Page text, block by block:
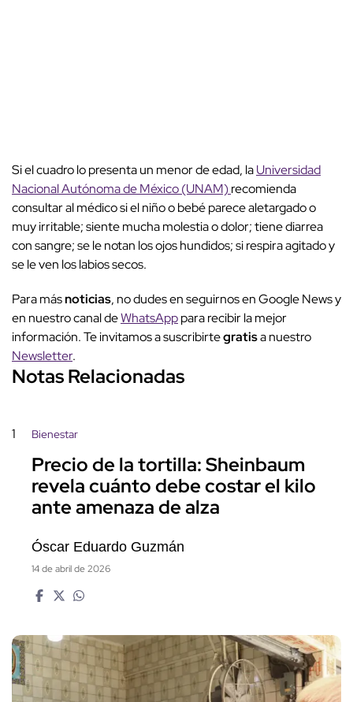
Si el cuadro lo presenta un menor de edad, laUniversidad
Nacional Autónoma de México (UNAM)recomienda
consultar al médico si el niño o bebé parece aletargado o
muy irritable; siente mucha molestia o dolor; tiene diarrea
con sangre; se le notan los ojos hundidos; si respira agitado y
se le ven los labios secos.
Para másnoticias, no dudes en seguirnos en Google News y
en nuestro canal deWhatsApppara recibir la mejor
información. Te invitamos a suscribirtegratisa nuestro
Newsletter.
Notas Relacionadas
1 Bienestar
Precio de la tortilla: Sheinbaum
revela cuánto debe costar el kilo
ante amenaza de alza
Óscar Eduardo Guzmán
14 de abril de 2026